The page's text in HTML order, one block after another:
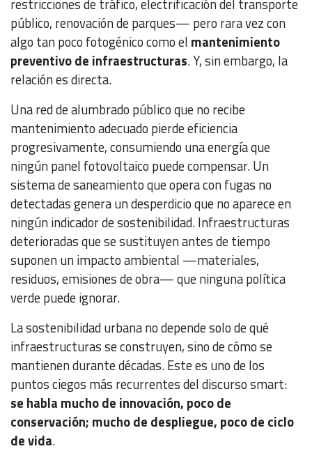
restricciones de tráfico, electrificación del transporte
público, renovación de parques— pero rara vez con
algo tan poco fotogénico como el mantenimiento
preventivo de infraestructuras. Y, sin embargo, la
relación es directa.
Una red de alumbrado público que no recibe
mantenimiento adecuado pierde eficiencia
progresivamente, consumiendo una energía que
ningún panel fotovoltaico puede compensar. Un
sistema de saneamiento que opera con fugas no
detectadas genera un desperdicio que no aparece en
ningún indicador de sostenibilidad. Infraestructuras
deterioradas que se sustituyen antes de tiempo
suponen un impacto ambiental —materiales,
residuos, emisiones de obra— que ninguna política
verde puede ignorar.
La sostenibilidad urbana no depende solo de qué
infraestructuras se construyen, sino de cómo se
mantienen durante décadas. Este es uno de los
puntos ciegos más recurrentes del discurso smart:
se habla mucho de innovación, poco de
conservación; mucho de despliegue, poco de ciclo
de vida.